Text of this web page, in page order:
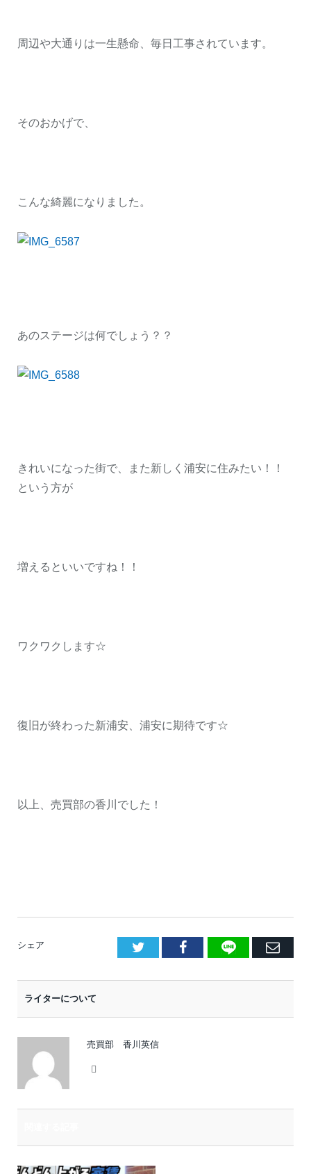
周辺や大通りは一生懸命、毎日工事されています。
そのおかげで、
こんな綺麗になりました。
あのステージは何でしょう？？
きれいになった街で、また新しく浦安に住みたい！！
という方が
増えるといいですね！！
ワクワクします☆
復旧が終わった新浦安、浦安に期待です☆
以上、売買部の香川でした！
シェア Facebook
LINE
E
ライターについて
売買部 香川英信